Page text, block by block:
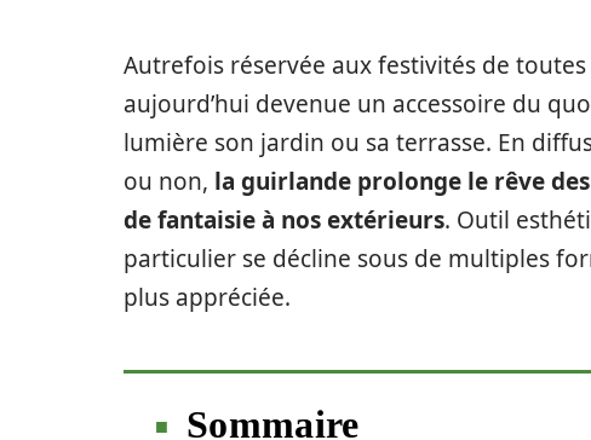
Autrefois réservée aux festivités de
aujourd’hui devenue un accessoire du
lumière son jardin ou sa terrasse. En
ou non, la guirlande prolonge le rêve
de fantaisie à nos extérieurs. Outil
particulier se décline sous de multiples
plus appréciée.
Sommaire